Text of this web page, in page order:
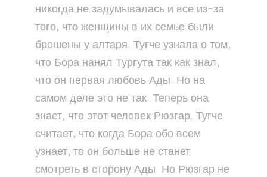
никогда не задумывалась и все из-за
того, что женщины в их семье были
брошены у алтаря. Тугче узнала о том,
что Бора нанял Тургута так как знал,
что он первая любовь Ады. Но на
самом деле это не так. Теперь она
знает, что этот человек Рюзгар. Тугче
считает, что когда Бора обо всем
узнает, то он больше не станет
смотреть в сторону Ады. Но Рюзгар не